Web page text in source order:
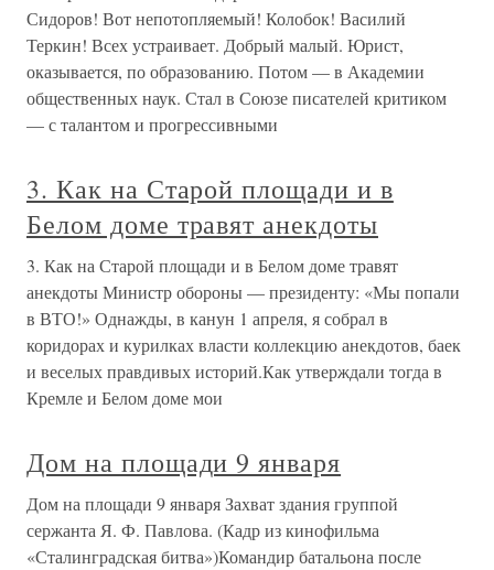
Сидоров! Вот непотопляемый! Колобок! Василий
Теркин! Всех устраивает. Добрый малый. Юрист,
оказывается, по образованию. Потом — в Академии
общественных наук. Стал в Союзе писателей критиком
— с талантом и прогрессивными
3. Как на Старой площади и в
Белом доме травят анекдоты
3. Как на Старой площади и в Белом доме травят
анекдоты Министр обороны — президенту: «Мы попали
в ВТО!» Однажды, в канун 1 апреля, я собрал в
коридорах и курилках власти коллекцию анекдотов, баек
и веселых правдивых историй.Как утверждали тогда в
Кремле и Белом доме мои
Дом на площади 9 января
Дом на площади 9 января Захват здания группой
сержанта Я. Ф. Павлова. (Кадр из кинофильма
«Сталинградская битва»)Командир батальона после